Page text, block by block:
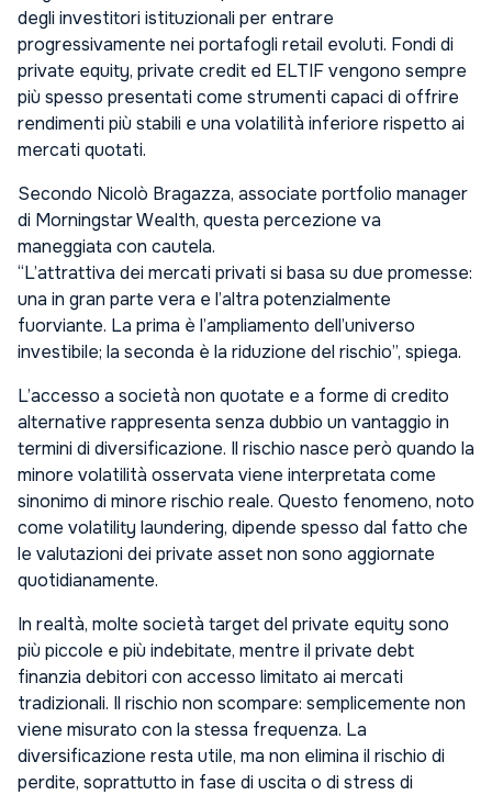
degli investitori istituzionali per entrare
progressivamente nei portafogli retail evoluti. Fondi di
private equity, private credit ed ELTIF vengono sempre
più spesso presentati come strumenti capaci di offrire
rendimenti più stabili e una volatilità inferiore rispetto ai
mercati quotati.
Secondo Nicolò Bragazza, associate portfolio manager
di Morningstar Wealth, questa percezione va
maneggiata con cautela.
“L’attrattiva dei mercati privati si basa su due promesse:
una in gran parte vera e l’altra potenzialmente
fuorviante. La prima è l’ampliamento dell’universo
investibile; la seconda è la riduzione del rischio”, spiega.
L’accesso a società non quotate e a forme di credito
alternative rappresenta senza dubbio un vantaggio in
termini di diversificazione. Il rischio nasce però quando la
minore volatilità osservata viene interpretata come
sinonimo di minore rischio reale. Questo fenomeno, noto
come volatility laundering, dipende spesso dal fatto che
le valutazioni dei private asset non sono aggiornate
quotidianamente.
In realtà, molte società target del private equity sono
più piccole e più indebitate, mentre il private debt
finanzia debitori con accesso limitato ai mercati
tradizionali. Il rischio non scompare: semplicemente non
viene misurato con la stessa frequenza. La
diversificazione resta utile, ma non elimina il rischio di
perdite, soprattutto in fase di uscita o di stress di